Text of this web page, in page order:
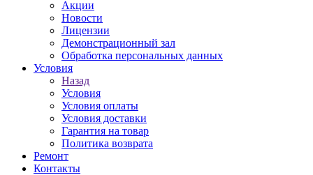
Акции
Новости
Лицензии
Демонстрационный зал
Обработка персональных данных
Условия
Назад
Условия
Условия оплаты
Условия доставки
Гарантия на товар
Политика возврата
Ремонт
Контакты